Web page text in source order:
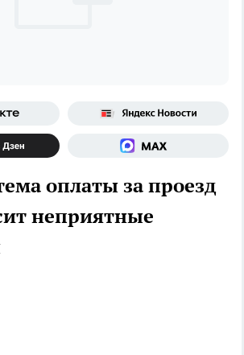
оплаты за проезд
неприятные